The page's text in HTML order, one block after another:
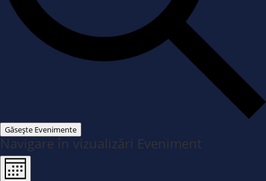
Găsește Evenimente
Navigare în vizualizări Eveniment